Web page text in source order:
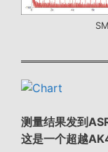
测量结果发到
这是一个超越